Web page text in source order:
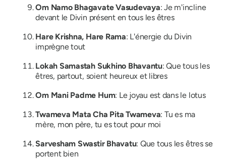
Om Namo Bhagavate Vasudevaya: Je m'incline
devant le Divin présent en tous les êtres
Hare Krishna, Hare Rama: L'énergie du Divin
imprègne tout
Lokah Samastah Sukhino Bhavantu: Que tous les
êtres, partout, soient heureux et libres
Om Mani Padme Hum: Le joyau est dans le lotus
Twameva Mata Cha Pita Twameva: Tu es ma
mère, mon père, tu es tout pour moi
Sarvesham Swastir Bhavatu: Que tous les êtres se
portent bien